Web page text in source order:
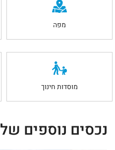
מפה
מוסדות חינוך
נכסים נוספים של